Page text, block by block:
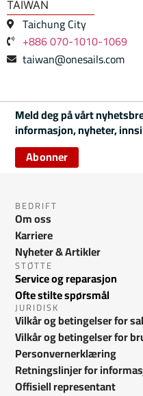
TAIWAN
Taichung City
+886 070-1010-1069
taiwan@onesails.com
Meld deg på vårt
informasjon, nyheter,
Abonner
BEDRIFT
Om oss
Karriere
Nyheter & Artikler
STØTTE
Service og reparasjon
Ofte stilte spørsmål
JURIDISK
Vilkår og betingelser for
Vilkår og betingelser for
Personvernerklæring
Retningslinjer for
Offisiell representant